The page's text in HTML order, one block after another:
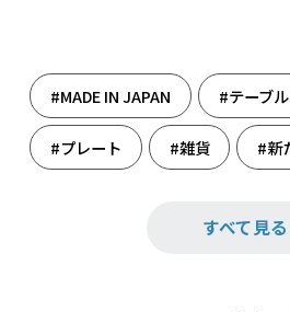
#MADE IN JAPAN #テーブ
#プレート #雑貨 #新
すべて見る